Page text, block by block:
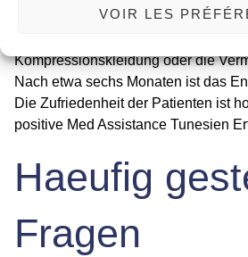
VOIR LES
Ihrer Mitarbeit ab. Befolgen Sie die
Kompressionskleidung oder die
Nach etwa sechs Monaten ist das
Die Zufriedenheit der Patienten ist
positive Med Assistance Tunesien
Haeufig
Fragen